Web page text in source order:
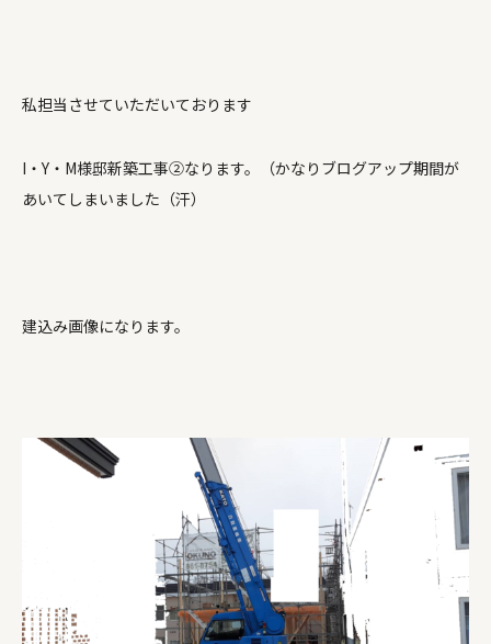
私担当させていただいております
I・Y・M様邸新築工事②なります。（かなりブログアップ期間が
あいてしまいました（汗）
建込み画像になります。